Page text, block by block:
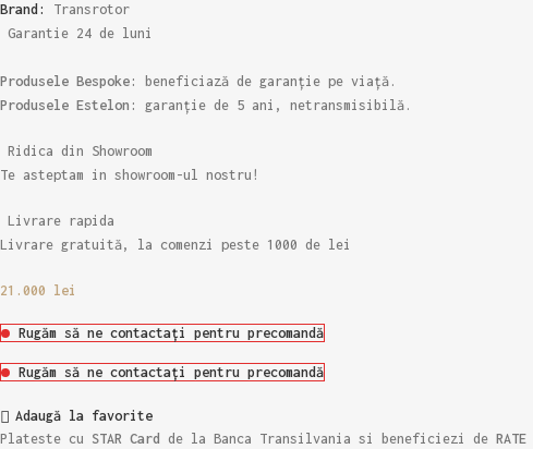
Brand: Transrotor
Garantie 24 de luni
Produsele Bespoke:
beneficiază de garanție pe viață.
Produsele Estelon:
garanție de 5 ani, netransmisibilă.
Ridica din Showroom
Te asteptam in showroom-ul nostru!
Livrare rapida
Livrare gratuită, la comenzi peste 1000 de lei
21.000 lei
Rugăm să ne contactați pentru precomandă
Rugăm să ne contactați pentru precomandă
Adaugă la favorite
Plateste cu STAR Card de la Banca Transilvania si beneficiezi de RATE